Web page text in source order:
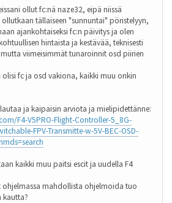
ollut fc:nä naze32, eipä niissä
tällaiseen "sunnuntai" pöristelyyn,
ajankohtaiseksi fc:n päivitys ja olen
hintaista ja kestävää, teknisesti
viimeisimmät tunaroinnit osd piirien
olisi fc ja osd vakiona, kaikki muu onkin
ja kaipaisin arviota ja mielipidettänne:
F4-V5PRO-Flight-Controller-5_8G-
FPV-Transmitte-w-5V-BEC-OSD-
kaikki muu paitsi escit ja uudella F4
ohjelmassa mahdollista ohjelmoida tuo
kautta?